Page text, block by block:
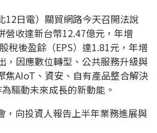
12日電）關貿網路今天召開法說
營收達新台幣12.47億元，年增
稅後盈餘（EPS）達1.81元，年增
，因應數位轉型、公共服務升級與
焦AIoT、資安、自有產品整合解決
驅動未來成長的新動能。
，向投資人報告上半年業務進展與